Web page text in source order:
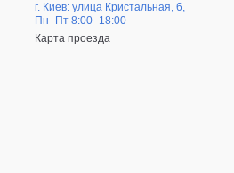
г. Киев: улица Кристальная, 6,
Пн–Пт 8:00–18:00
Карта проезда